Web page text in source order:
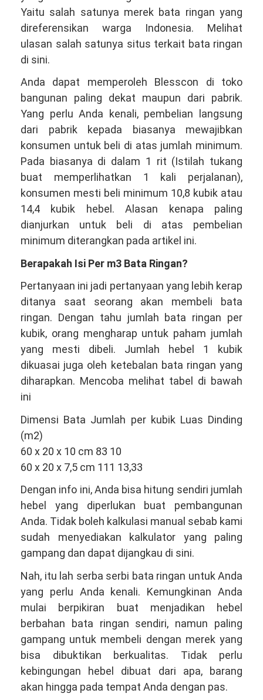
Yaitu salah satunya merek bata ringan yang
direferensikan warga Indonesia. Melihat
ulasan salah satunya situs terkait bata ringan
di sini.
Anda dapat memperoleh Blesscon di toko
bangunan paling dekat maupun dari pabrik.
Yang perlu Anda kenali, pembelian langsung
dari pabrik kepada biasanya mewajibkan
konsumen untuk beli di atas jumlah minimum.
Pada biasanya di dalam 1 rit (Istilah tukang
buat memperlihatkan 1 kali perjalanan),
konsumen mesti beli minimum 10,8 kubik atau
14,4 kubik hebel. Alasan kenapa paling
dianjurkan untuk beli di atas pembelian
minimum diterangkan pada artikel ini.
Berapakah Isi Per m3 Bata Ringan?
Pertanyaan ini jadi pertanyaan yang lebih kerap
ditanya saat seorang akan membeli bata
ringan. Dengan tahu jumlah bata ringan per
kubik, orang mengharap untuk paham jumlah
yang mesti dibeli. Jumlah hebel 1 kubik
dikuasai juga oleh ketebalan bata ringan yang
diharapkan. Mencoba melihat tabel di bawah
ini
Dimensi Bata Jumlah per kubik Luas Dinding
(m2)
60 x 20 x 10 cm 83 10
60 x 20 x 7,5 cm 111 13,33
Dengan info ini, Anda bisa hitung sendiri jumlah
hebel yang diperlukan buat pembangunan
Anda. Tidak boleh kalkulasi manual sebab kami
sudah menyediakan kalkulator yang paling
gampang dan dapat dijangkau di sini.
Nah, itu lah serba serbi bata ringan untuk Anda
yang perlu Anda kenali. Kemungkinan Anda
mulai berpikiran buat menjadikan hebel
berbahan bata ringan sendiri, namun paling
gampang untuk membeli dengan merek yang
bisa dibuktikan berkualitas. Tidak perlu
kebingungan hebel dibuat dari apa, barang
akan hingga pada tempat Anda dengan pas.